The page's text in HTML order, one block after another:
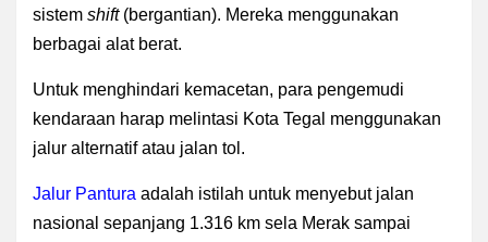
sistem shift(bergantian). Mereka menggunakan
berbagai alat berat.
Untuk menghindari kemacetan, para pengemudi
kendaraan harap melintasi Kota Tegal menggunakan
jalur alternatif atau jalan tol.
Jalur Pantura adalah istilah untuk menyebut jalan
nasional sepanjang 1.316 km sela Merak sampai